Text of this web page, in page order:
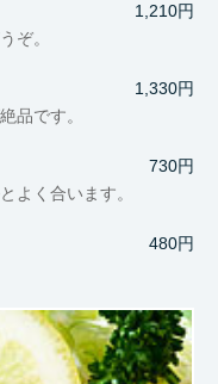
1,210円
ぞ。
1,330円
品です。
730円
よく合います。
480円